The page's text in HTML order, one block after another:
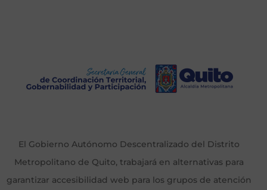
El Gobierno Autónomo Descentralizado del Distrito
Metropolitano de Quito, trabajará en alternativas para
garantizar accesibilidad web para los grupos de atención